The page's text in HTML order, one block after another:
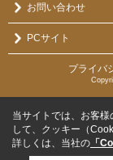
お問い合わせ
PCサイト
プライバ
当サイトでは、お客
して、クッキー（
詳しくは、当社の 「